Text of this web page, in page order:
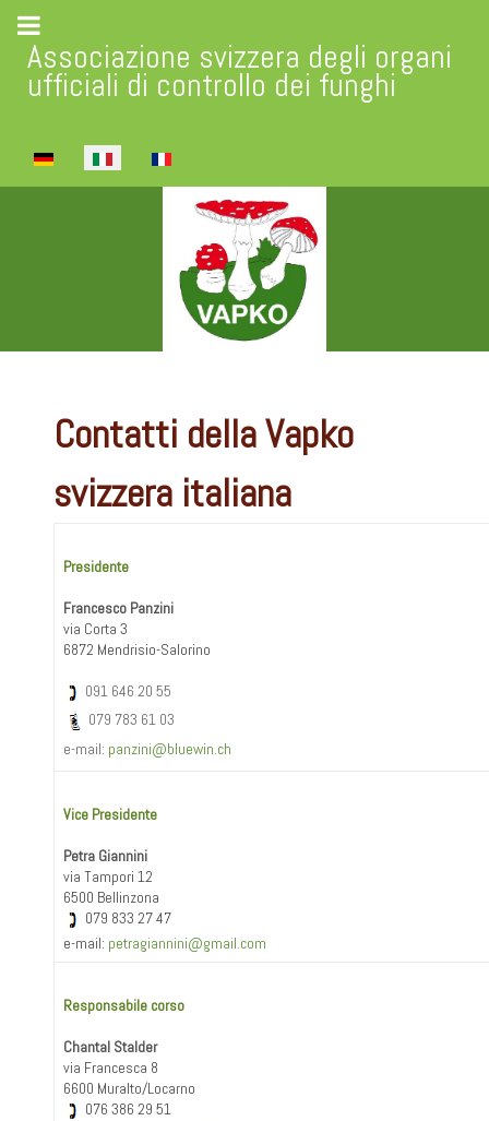
Associazione svizzera degli organi
ufficiali di controllo dei funghi
Seleziona la tua lingua
Contatti della Vapko
svizzera italiana
Presidente
Francesco Panzini
via Corta 3
6872 Mendrisio-Salorino
091 646 20 55
079 783 61 03
e-mail: panzini@bluewin.ch
Vice Presidente
Petra Giannini
via Tampori 12
6500 Bellinzona
079 833 27 47
e-mail: petragiannini@gmail.com
Responsabile corso
Chantal Stalder
via Francesca 8
6600 Muralto/Locarno
076 386 29 51